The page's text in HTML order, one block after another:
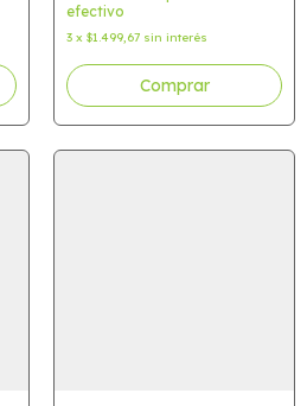
efectivo
3 x $1.499,67 sin interés